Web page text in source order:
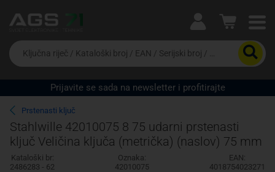
Ova postavka prilagođava asortiman proizvoda i
cijene vašim potrebama.
Da
biste
potražili
proizvod,
unesite
ključnu
riječ,
kataloški
broj,
EAN
ili
Prijavite se sada na newsletter i profitirajte
Prstenasti ključ
Stahlwille 42010075 8 75 udarni prstenasti
ključ Veličina ključa (metrička) (naslov) 75 mm
Kataloški br:
2486283 - 62
Oznaka:
42010075
EAN:
4018754023271